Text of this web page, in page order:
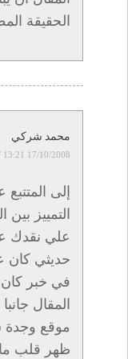
الحقيقة
محمد شركي
17/10/2008 AT 13:21
إلى
التمييز
علي نقدك
حديثي كان
في خبر
المقال
موقع
ظهر قلب